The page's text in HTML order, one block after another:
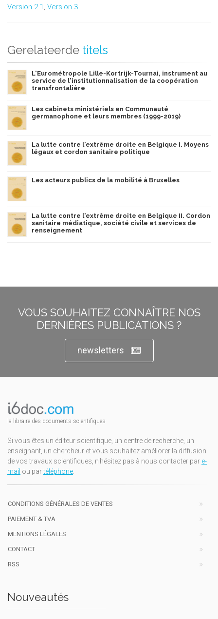
Version 2.1 , Version 3
Gerelateerde titels
L'Eurométropole Lille-Kortrijk-Tournai, instrument au
service de l'institutionnalisation de la coopération
transfrontalière
Les cabinets ministériels en Communauté
germanophone et leurs membres (1999-2019)
La lutte contre l'extrême droite en Belgique I. Moyens
légaux et cordon sanitaire politique
Les acteurs publics de la mobilité à Bruxelles
La lutte contre l'extrême droite en Belgique II. Cordon
sanitaire médiatique, société civile et services de
renseignement
VOUS SOUHAITEZ CONNAÎTRE NOS
DERNIÈRES PUBLICATIONS ?
newsletters
la libraire des documents scientifiques
Si vous êtes un éditeur scientifique, un centre de recherche, un
enseignant, un chercheur et vous souhaitez améliorer la diffusion
de vos travaux scientifiques, n'hésitez pas à nous contacter par e-
mail ou partéléphone
CONDITIONS GÉNÉRALES DE VENTES
PAIEMENT & TVA
MENTIONS LÉGALES
CONTACT
RSS
Nouveautés